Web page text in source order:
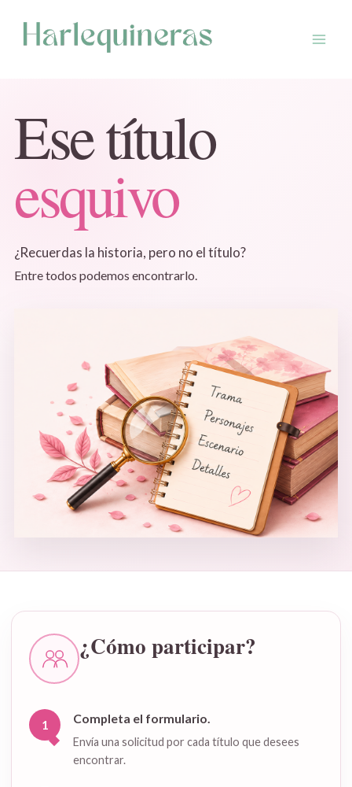
contenido
Ese título
esquivo
¿Recuerdas la historia, pero no el título?
Entre todos podemos encontrarlo.
¿Cómo participar?
1 Completa el formulario.
Envía una solicitud por cada título que desees
encontrar.